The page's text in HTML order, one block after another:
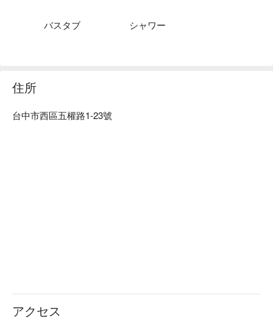
バスタブ シャワー
住所
台中市西區五權路1-23號
アクセス